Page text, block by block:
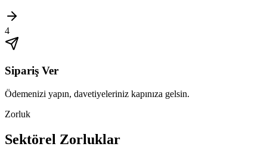
4
Sipariş Ver
Ödemenizi yapın, davetiyeleriniz kapınıza gelsin.
Zorluk
Sektörel Zorluklar